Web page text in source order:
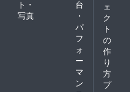
ト・
写真
台
・
パ
フ
ォ
ー
マ
ン
ェ
ク
ト
の
作
り
方
プ